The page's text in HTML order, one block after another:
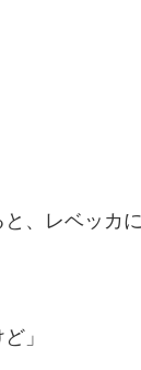
、レベッカ
」